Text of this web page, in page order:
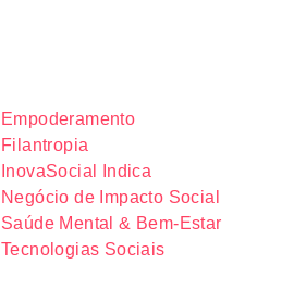
Empoderamento
Filantropia
InovaSocial Indica
Negócio de Impacto Social
Saúde Mental & Bem-Estar
Tecnologias Sociais